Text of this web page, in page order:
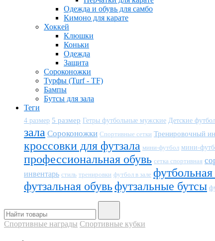
Одежда и обувь для самбо
Кимоно для карате
Хоккей
Клюшки
Коньки
Одежда
Защита
Сороконожки
Турфы (Turf - TF)
Бампы
Бутсы для зала
Теги
4 размер 5 размер Гетры футбольные мужские Детские
зала Сороконожки Спортивные сетки Тренировочный
кроссовки для футзала мини-футбол мини-
профессиональная обувь сетка спортивная
инвентарь стиль тренировки футбол в зале футбольная
футзальная обувьфутзальные бутсы
Спортивные награды Спортивные кубки